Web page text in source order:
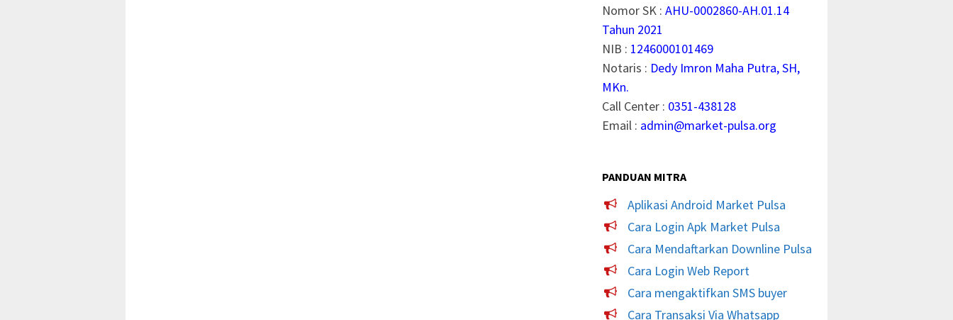
Nomor SK :AHU-0002860-AH.01.14
Tahun 2021
NIB : 1246000101469
Notaris : Dedy Imron Maha Putra, SH,
MKn.
Call Center : 0351-438128
Email : admin@market-pulsa.org
PANDUAN MITRA
Aplikasi Android Market Pulsa
Cara Login Apk Market Pulsa
Cara Mendaftarkan Downline Pulsa
Cara Login Web Report
Cara mengaktifkan SMS buyer
Cara Transaksi Via Whatsapp